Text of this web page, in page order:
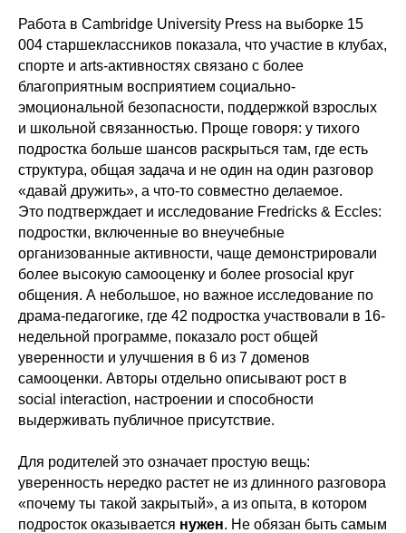
Работа в Cambridge University Press на выборке 15
004 старшеклассников показала, что участие в клубах,
спорте и arts-активностях связано с более
благоприятным восприятием социально-
эмоциональной безопасности, поддержкой взрослых
и школьной связанностью. Проще говоря: у тихого
подростка больше шансов раскрыться там, где есть
структура, общая задача и не один на один разговор
«давай дружить», а что-то совместно делаемое.
Это подтверждает и исследование Fredricks & Eccles:
подростки, включенные во внеучебные
организованные активности, чаще демонстрировали
более высокую самооценку и более prosocial круг
общения. А небольшое, но важное исследование по
драма-педагогике, где 42 подростка участвовали в 16-
недельной программе, показало рост общей
уверенности и улучшения в 6 из 7 доменов
самооценки. Авторы отдельно описывают рост в
social interaction, настроении и способности
выдерживать публичное присутствие.
Для родителей это означает простую вещь:
уверенность нередко растет не из длинного разговора
«почему ты такой закрытый», а из опыта, в котором
подросток оказывается нужен. Не обязан быть самым